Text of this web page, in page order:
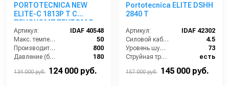
PORTOTECNICA NEW
ELITE-C 1813P T С
ПЕНОКОМПЛЕКТОМ В
СБОРЕ
Артикул:
IDAF 40548
Макс. температура воды (°C):
50
Производительность (л/ч):
800
Давление (бар):
180
134 000 руб. 124 000 руб.
Portotecnica ELITE DSHH
2840 T
Артикул:
IDAF 42302
Силовой кабель (м):
4.5
Уровень шума (дБ):
73
Струйная трубка (копьё):
есть
157 000 руб. 145 000 руб.